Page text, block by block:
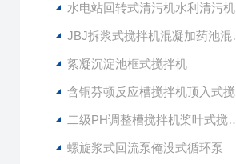
水电站回转式清污机水利清污机
JBJ拆浆式搅拌机混凝加药池混合型搅拌器
絮凝沉淀池框式搅拌机
含铜芬顿反应槽搅拌机顶入式搅拌器
二级PH调整槽搅拌机桨叶式搅拌器
螺旋浆式回流泵俺没式循环泵